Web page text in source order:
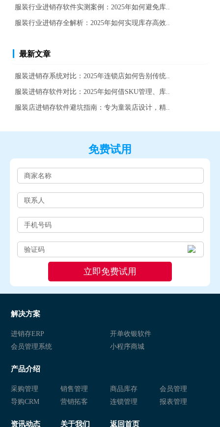
服装行业进销存软件实测案例：2025年如何避免库..
服装行业进销存全解析：2025年如何实现库存高效..
最新文章
服装进销存系统对比：2025年连锁店如何告别传统..
服装进销存软件对比：2025年如何借SKU管理、库..
服装店进销存软件避坑指南：专为童装店设计，精..
免费试用
解决方案
进销存ERP
开单收银软件
会员管理系统
小程序商城
产品介绍
采购管理 销售管理 商品库存
会员管理
导购CRM
营销拓客 连锁管理 报表管理
资讯动态 关于我们 返回首页